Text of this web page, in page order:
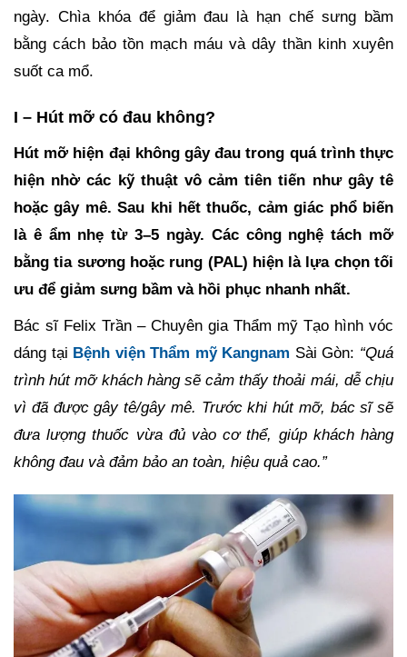
ngày. Chìa khóa để giảm đau là hạn chế sưng bầm
bằng cách bảo tồn mạch máu và dây thần kinh xuyên
suốt ca mổ.
I – Hút mỡ có đau không?
Hút mỡ hiện đại không gây đau trong quá trình thực
hiện nhờ các kỹ thuật vô cảm tiên tiến như gây tê
hoặc gây mê. Sau khi hết thuốc, cảm giác phổ biến
là ê ẩm nhẹ từ 3–5 ngày. Các công nghệ tách mỡ
bằng tia sương hoặc rung (PAL) hiện là lựa chọn tối
ưu để giảm sưng bầm và hồi phục nhanh nhất.
Bác sĩ Felix Trần – Chuyên gia Thẩm mỹ Tạo hình vóc
dáng tại Bệnh viện Thẩm mỹ Kangnam Sài Gòn: “Quá
trình hút mỡ khách hàng sẽ cảm thấy thoải mái, dễ chịu
vì đã được gây tê/gây mê. Trước khi hút mỡ, bác sĩ sẽ
đưa lượng thuốc vừa đủ vào cơ thể, giúp khách hàng
không đau và đảm bảo an toàn, hiệu quả cao.”